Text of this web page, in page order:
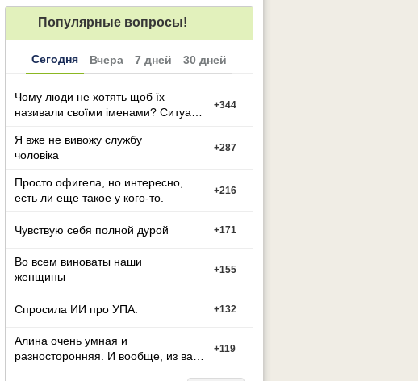
Популярные вопросы!
Сегодня Вчера 7 дней 30 дней
Чому люди не хотять щоб їх
називали своїми іменами? Ситуація
+344
Я вже не вивожу службу
чоловіка
+287
Просто офигела, но интересно,
есть ли еще такое у кого-то.
+216
Чувствую себя полной дурой +171
Во всем виноваты наши
женщины
+155
Спросила ИИ про УПА. +132
Алина очень умная и
разносторонняя. И вообще, из вас
+119